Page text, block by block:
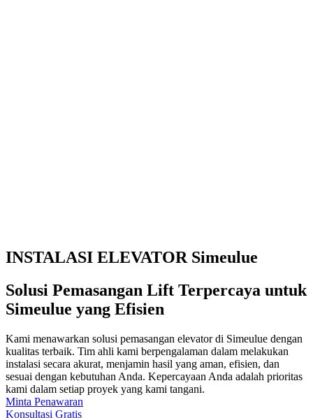
INSTALASI ELEVATOR Simeulue
Solusi Pemasangan Lift Terpercaya untuk
Simeulue yang Efisien
Kami menawarkan solusi pemasangan elevator di Simeulue dengan
kualitas terbaik. Tim ahli kami berpengalaman dalam melakukan
instalasi secara akurat, menjamin hasil yang aman, efisien, dan
sesuai dengan kebutuhan Anda. Kepercayaan Anda adalah prioritas
kami dalam setiap proyek yang kami tangani.
Minta Penawaran
Konsultasi Gratis